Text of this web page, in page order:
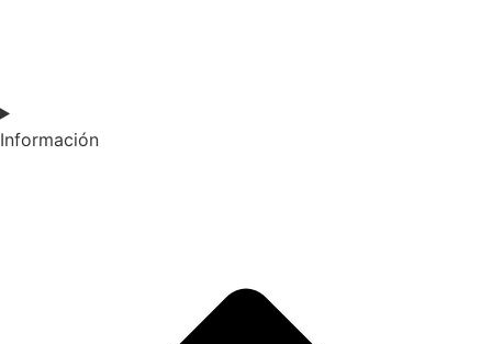
Información